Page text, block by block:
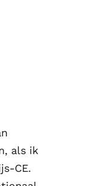
als ik
CE.